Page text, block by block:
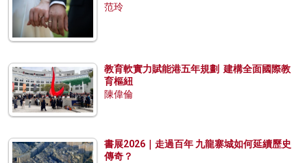
范玲
教育軟實力賦能港五年規劃 建構全面國際教
育樞紐
陳偉倫
書展2026｜走過百年 九龍寨城如何延續歷史
傳奇？